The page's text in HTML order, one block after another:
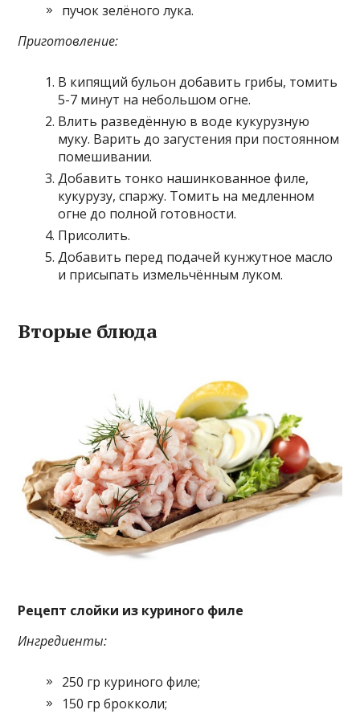
пучок зелёного лука.
Приготовление:
В кипящий бульон добавить грибы, томить
5-7 минут на небольшом огне.
Влить разведённую в воде кукурузную
муку. Варить до загустения при постоянном
помешивании.
Добавить тонко нашинкованное филе,
кукурузу, спаржу. Томить на медленном
огне до полной готовности.
Присолить.
Добавить перед подачей кунжутное масло
и присыпать измельчённым луком.
Вторые блюда
Рецепт слойки из куриного филе
Ингредиенты:
250 гр куриного филе;
150 гр брокколи;